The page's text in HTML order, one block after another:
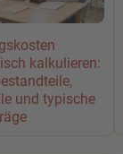
kalkulieren:
und typische